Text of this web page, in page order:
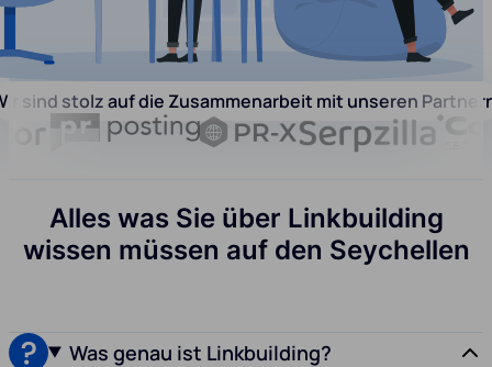
sind stolz auf die Zusammenarbeit mit unseren
Alles was Sie über Linkbuilding
wissen müssen auf den Seychellen
Was genau ist Linkbuilding?